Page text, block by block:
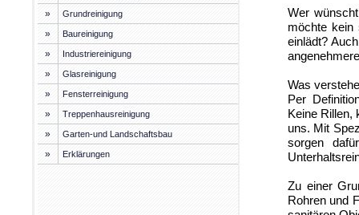
» Grundreinigung
» Baureinigung
» Industriereinigung
» Glasreinigung
» Fensterreinigung
» Treppenhausreinigung
» Garten-und Landschaftsbau
» Erklärungen
Wer
möchte kein
einlädt?
Was
Per
Keine Rillen,
uns. Mit
sorgen
Zu einer
Rohren und